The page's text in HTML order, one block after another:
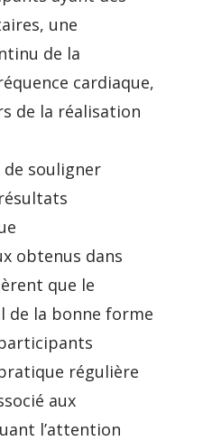
une
de la
cardiaque,
de la réalisation
souligner
obtenus dans
que le
de la bonne forme
régulière
aux
l’attention